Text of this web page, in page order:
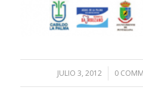
JULIO 3, 2012
/ 0 /